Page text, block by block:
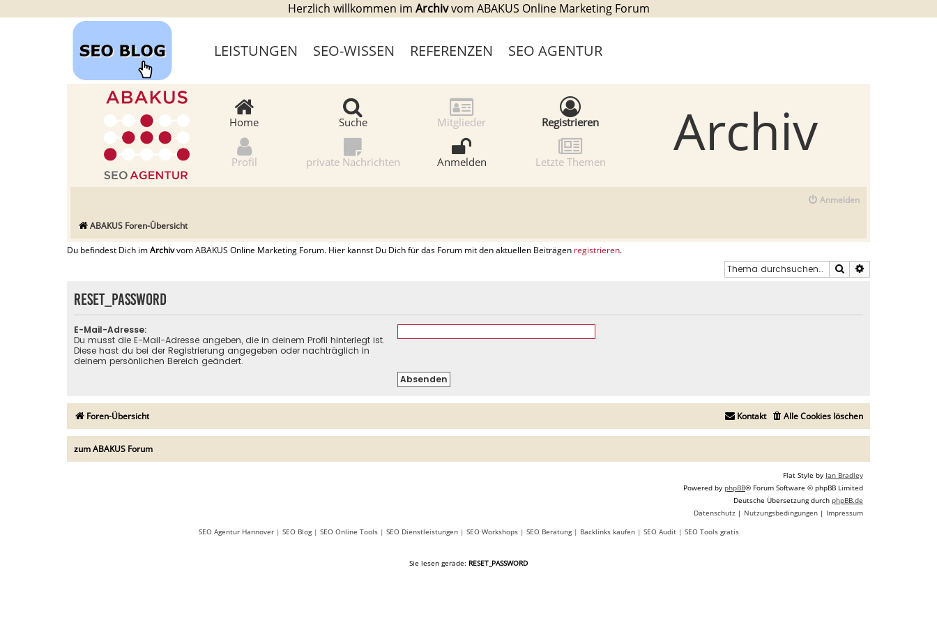
Herzlich willkommen im Archivvom ABAKUS Online Marketing Forum
LEISTUNGEN SEO-WISSEN REFERENZEN SEO AGENTUR
Home
Profil
Suche
private Nachrichten
Mitglieder
Anmelden
Registrieren
Letzte Themen Archiv
Anmelden
ABAKUS Foren-Übersicht
Du befindest Dich imArchivvom ABAKUS Online Marketing Forum. Hier kannst Du Dich für das Forum mit den aktuellen Beiträgen registrieren.
Suche
RESET_PASSWORD
E-Mail-Adresse:
Du musst die E-Mail-Adresse angeben, die in deinem Profil hinterlegt ist.
Diese hast du bei der Registrierung angegeben oder nachträglich in
deinem persönlichen Bereich geändert.
Foren-Übersicht Alle Cookies löschen
Kontakt
zum ABAKUS Forum
Flat Style by Ian Bradley
Powered by phpBB® Forum Software © phpBB Limited
Deutsche Übersetzung durch phpBB.de
Datenschutz | Nutzungsbedingungen | Impressum
SEO Agentur Hannover| SEO Blog| SEO Online Tools| SEO Dienstleistungen| SEO Workshops| SEO Beratung| Backlinks kaufen| SEO Audit| SEO Tools gratis
Sie lesen gerade: RESET_PASSWORD